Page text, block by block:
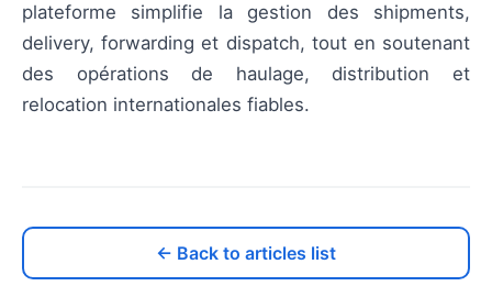
plateforme simplifie la gestion des shipments,
delivery, forwarding et dispatch, tout en soutenant
des opérations de haulage, distribution et
relocation internationales fiables.
← Back to articles list